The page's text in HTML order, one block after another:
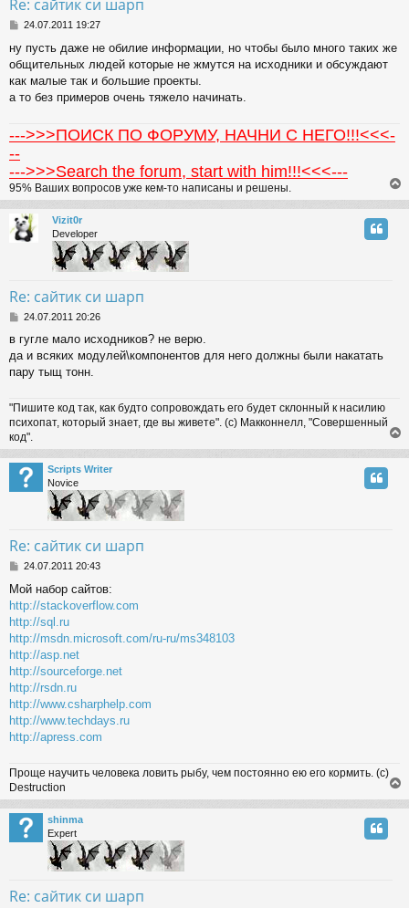
Re: сайтик си шарп
P
s
t
24.07.2011 19:27
ну пусть даже не обилие информации, но чтобы было много таких же
общительных людей которые не жмутся на исходники и обсуждают
как малые так и большие проекты.
а то без примеров очень тяжело начинать.
--->>>ПОИСК ПО ФОРУМУ, НАЧНИ С НЕГО!!!<<<-
--
--->>>Search the forum, start with him!!!<<<---
95% Ваших вопросов уже кем-то написаны и решены.
o
p
Vizit0r
Developer
Re: сайтик си шарп
P
s
t
24.07.2011 20:26
в гугле мало исходников? не верю.
да и всяких модулей\компонентов для него должны были накатать
пару тыщ тонн.
"Пишите код так, как будто сопровождать его будет склонный к насилию
психопат, который знает, где вы живете". (с) Макконнелл, "Совершенный
код".
o
p
Scripts Writer
Novice
Re: сайтик си шарп
P
s
t
24.07.2011 20:43
Мой набор сайтов:
http://stackoverflow.com
http://sql.ru
http://msdn.microsoft.com/ru-ru/ms348103
http://asp.net
http://sourceforge.net
http://rsdn.ru
http://www.csharphelp.com
http://www.techdays.ru
http://apress.com
Проще научить человека ловить рыбу, чем постоянно ею его кормить. (с)
Destruction
o
p
shinma
Expert
Re: сайтик си шарп